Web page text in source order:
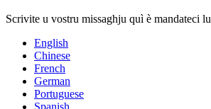
Scrivite u vostru missaghju quì è mandateci lu
English
Chinese
French
German
Portuguese
Spanish